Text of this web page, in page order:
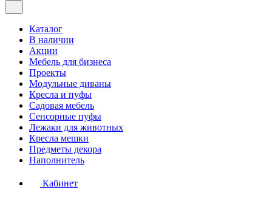
Каталог
В наличии
Акции
Мебель для бизнеса
Проекты
Модульные диваны
Кресла и пуфы
Садовая мебель
Сенсорные пуфы
Лежаки для животных
Кресла мешки
Предметы декора
Наполнитель
Кабинет